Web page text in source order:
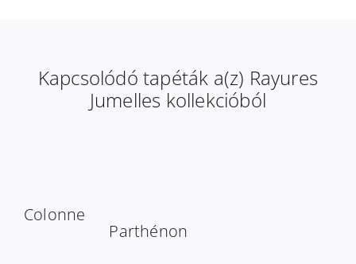
Kapcsolódó tapéták a(z) Rayures
Jumelles kollekcióból
Colonne
Parthénon